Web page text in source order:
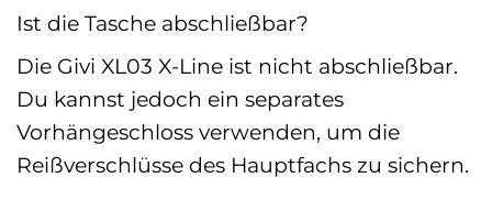
Ist die Tasche abschließbar?
Die Givi XL03 X-Line ist nicht abschließbar.
Du kannst jedoch ein separates
Vorhängeschloss verwenden, um die
Reißverschlüsse des Hauptfachs zu sichern.